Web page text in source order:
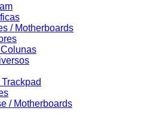
/ Motherboards
/ Motherboards